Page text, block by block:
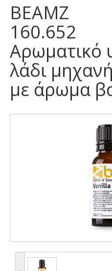
BEAMZ
160.652
Αρωματικό
λάδι
με άρωμα